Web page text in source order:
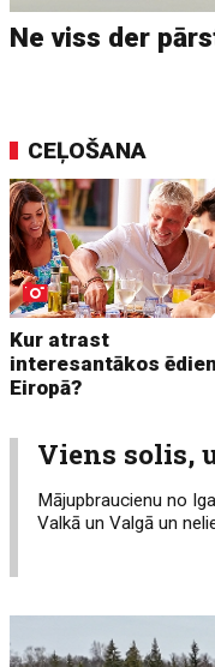
Ne viss der
CEĻOŠANA
Kur atrast
interesantākos
Eiropā?
Viens solis,
Mājupbraucienu no
Valkā un Valgā un